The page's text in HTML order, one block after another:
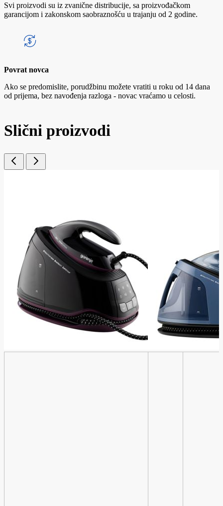
Svi proizvodi su iz zvanične distribucije, sa proizvođačkom
garancijom i zakonskom saobraznošću u trajanju od 2 godine.
Povrat novca
Ako se predomislite, porudžbinu možete vratiti u roku od 14 dana
od prijema, bez navođenja razloga - novac vraćamo u celosti.
Slični proizvodi